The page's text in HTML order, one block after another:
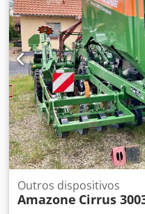
Outros dispositivos
Amazone Cirrus